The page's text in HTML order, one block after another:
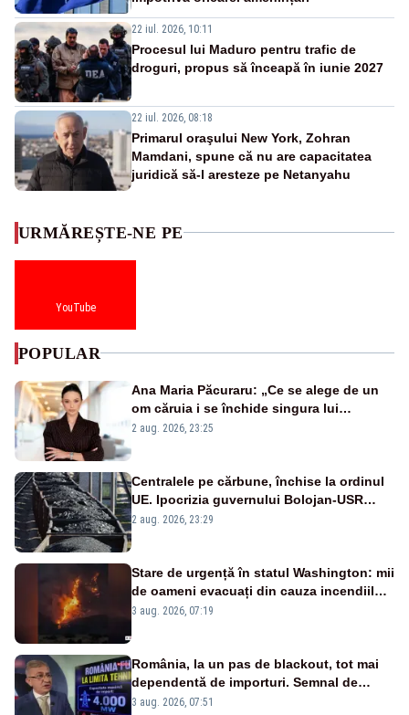
22 iul. 2026, 10:11
Procesul lui Maduro pentru trafic de
droguri, propus să înceapă în iunie 2027
22 iul. 2026, 08:18
Primarul oraşului New York, Zohran
Mamdani, spune că nu are capacitatea
juridică să-l aresteze pe Netanyahu
URMĂREȘTE-NE PE
YouTube
POPULAR
Ana Maria Păcuraru: „Ce se alege de un
om căruia i se închide singura lui
portiță?”
2 aug. 2026, 23:25
Centralele pe cărbune, închise la ordinul
UE. Ipocrizia guvernului Bolojan-USR
după starea de alertă
2 aug. 2026, 23:29
Stare de urgență în statul Washington: mii
de oameni evacuați din cauza incendiilor
puternice de vegetație
3 aug. 2026, 07:19
România, la un pas de blackout, tot mai
dependentă de importuri. Semnal de
alarmă tras de un expert în energie
3 aug. 2026, 07:51